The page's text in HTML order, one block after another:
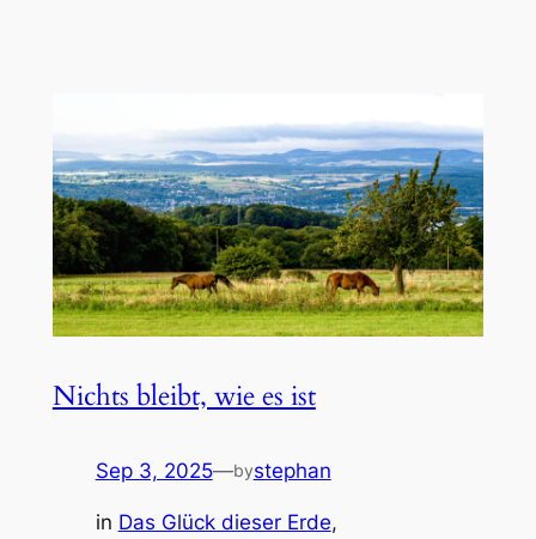
Nichts bleibt, wie es ist
Sep 3, 2025—bystephan
in Das Glück dieser Erde